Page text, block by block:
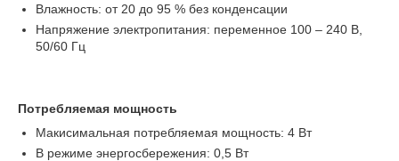
Влажность: от 20 до 95 % без конденсации
Напряжение электропитания: переменное 100 – 240 В,
50/60 Гц
Потребляемая мощность
Макисимальная потребляемая мощность: 4 Вт
В режиме энергосбережения: 0,5 Вт